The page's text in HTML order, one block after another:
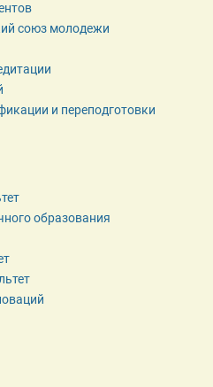
союз молодежи
и переподготовки
образования